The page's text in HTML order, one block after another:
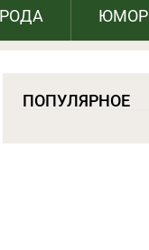
ЮМОР
ПОПУЛЯРНОЕ